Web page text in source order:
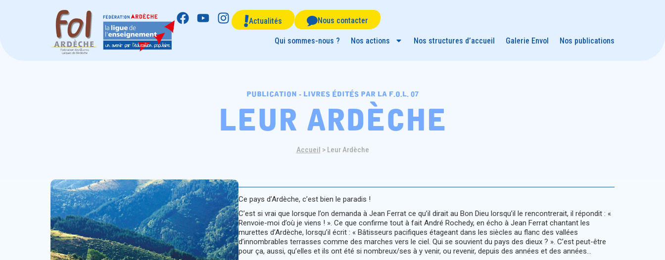
Actualités Nous contacter
Qui sommes-nous ? Nos actions Nos structures d’accueil Galerie Envol Nos publications
publication - livres édités par la f.o.l. 07
leur ardèche
Accueil > Leur Ardèche
Ce pays d’Ardèche, c’est bien le paradis !
C’est si vrai que lorsque l’on demanda à Jean Ferrat ce qu’il dirait au Bon Dieu lorsqu’il le rencontrerait, il répondit : «
Renvoie-moi d’où je viens ! ». Ce que confirme tout à fait André Rochedy, en écho à Jean Ferrat chantant les
murettes d’Ardèche, lorsqu’il écrit : « Bâtisseurs pacifiques étageant dans les siècles au flanc des vallées
d’innombrables terrasses comme des marches vers le ciel. Qui se souvient du pays des dieux ? ». C’est peut-être
pour ça, aussi, qu’elles et ils ont été si nombreux/ses à y venir, ou revenir, depuis des années et des années…